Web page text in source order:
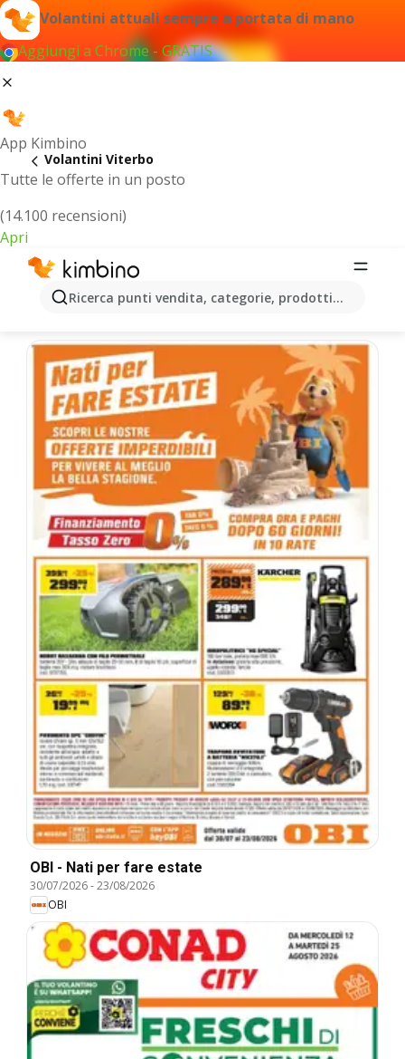
Volantini attuali sempre a portata di mano
Aggiungi a Chrome - GRATIS
App Kimbino
Tutte le offerte in un posto
(14.100 recensioni)
Apri
Ricerca punti vendita, categorie, prodotti...
Volantini Viterbo
Viterbo - Volantini più recenti
OBI - Nati per fare estate
30/07/2026-23/08/2026
OBI